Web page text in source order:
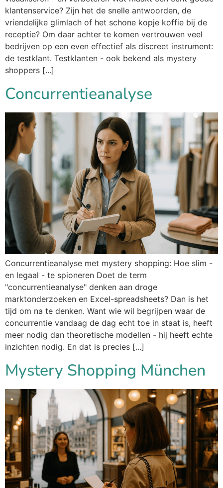
klantenservice? Zijn het de snelle antwoorden, de
vriendelijke glimlach of het schone kopje koffie bij de
receptie? Om daar achter te komen vertrouwen veel
bedrijven op een even effectief als discreet instrument:
de testklant. Testklanten - ook bekend als mystery
shoppers [...]
Concurrentieanalyse
Concurrentieanalyse met mystery shopping: Hoe slim -
en legaal - te spioneren Doet de term
"concurrentieanalyse" denken aan droge
marktonderzoeken en Excel-spreadsheets? Dan is het
tijd om na te denken. Want wie wil begrijpen waar de
concurrentie vandaag de dag echt toe in staat is, heeft
meer nodig dan theoretische modellen - hij heeft echte
inzichten nodig. En dat is precies [...]
Mystery Shopping München